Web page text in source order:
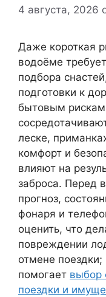
4 августа, 2026
Даже короткая
водоёме
подбора
подготовки к
бытовым
леске,
комфорт и
влияют на
заброса. Перед
прогноз,
фонаря и
оценить, что
повреждении
отмене
помогает выбор
поездки и